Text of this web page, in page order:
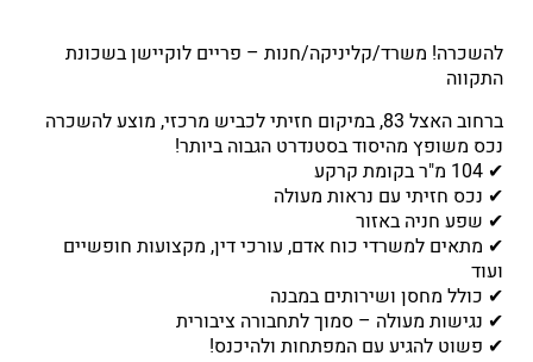
להשכרה! משרד/קליניקה/חנות – פריים לוקיישן בשכונת
התקווה
ברחוב האצל 83, במיקום חזיתי לכביש מרכזי, מוצע להשכרה
נכס משופץ מהיסוד בסטנדרט הגבוה ביותר!
✔ 104 מ"ר בקומת קרקע
✔ נכס חזיתי עם נראות מעולה
✔ שפע חניה באזור
✔ מתאים למשרדי כוח אדם, עורכי דין, מקצועות חופשיים
ועוד
✔ כולל מחסן ושירותים במבנה
✔ נגישות מעולה – סמוך לתחבורה ציבורית
✔ פשוט להגיע עם המפתחות ולהיכנס!